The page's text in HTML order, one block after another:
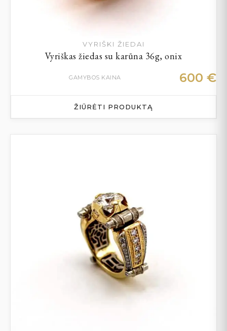
VYRIŠKI ŽIEDAI
Vyriškas žiedas su karūna 36g, onix
GAMYBOS KAINA 600 €
ŽIŪRĖTI PRODUKTĄ